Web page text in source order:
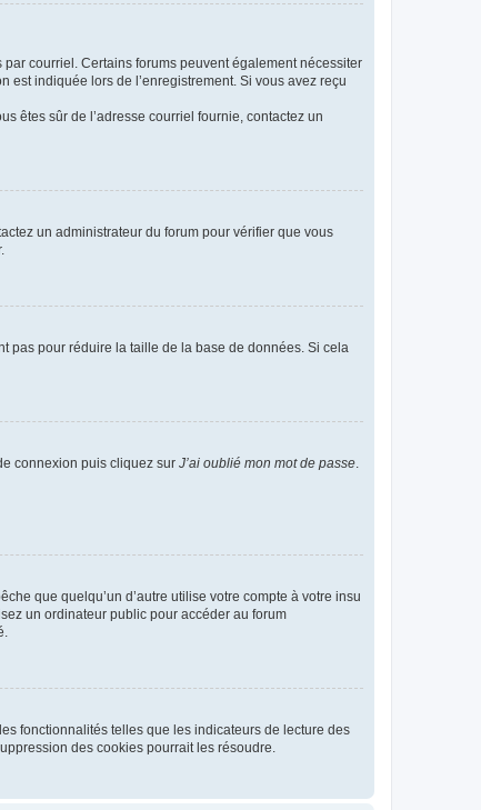
courriel. Certains forums peuvent également nécessiter
indiquée lors de l’enregistrement. Si vous avez reçu
êtes sûr de l’adresse courriel fournie, contactez un
un administrateur du forum pour vérifier que vous
pas pour réduire la taille de la base de données. Si cela
connexion puis cliquez sur J’ai oublié mon mot de passe.
que quelqu’un d’autre utilise votre compte à votre insu
un ordinateur public pour accéder au forum
fonctionnalités telles que les indicateurs de lecture des
des cookies pourrait les résoudre.